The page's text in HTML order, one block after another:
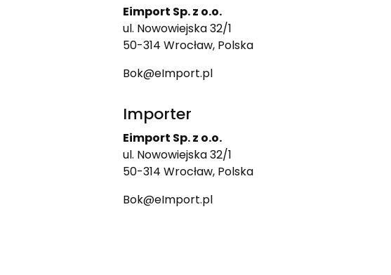
Eimport Sp. z o.o.
ul. Nowowiejska 32/1
50-314 Wrocław, Polska
Bok@eImport.pl
Importer
Eimport Sp. z o.o.
ul. Nowowiejska 32/1
50-314 Wrocław, Polska
Bok@eImport.pl